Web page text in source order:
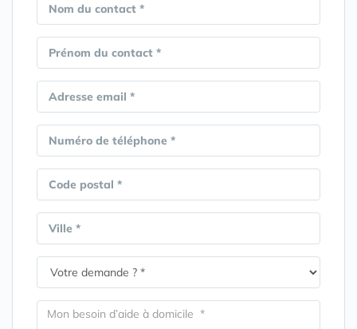
Nom du contact *
Prénom du contact *
Adresse email *
Numéro de téléphone *
Code postal *
Ville *